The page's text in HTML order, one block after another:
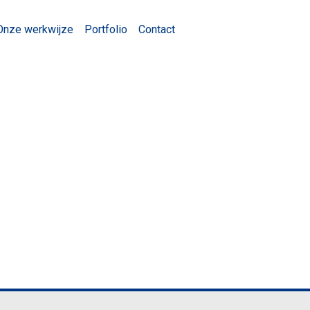
werkwijze Portfolio Contact